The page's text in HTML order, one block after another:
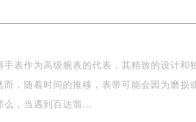
层1803室（需提前预约）
16层1604室（需提前预约）
楼（华润万象城）17层1706室（需提前预
2009室（需提前预约）
手表作为高级腕表的代表，其精致的设计和
，随着时间的推移，表带可能会因为磨损
么，当遇到百达翡…